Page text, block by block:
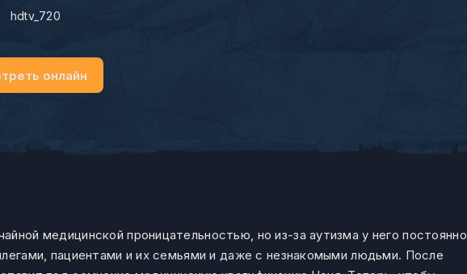
hdtv_720
онлайн
медицинской проницательностью, но из-за аутизма у него постоянно
пациентами и их семьями и даже с незнакомыми людьми. После